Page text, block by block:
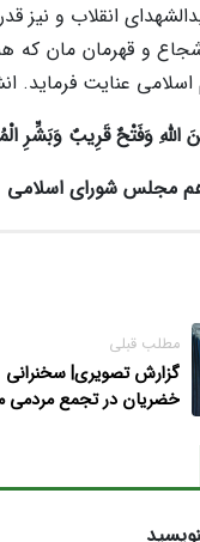
انقلاب و
عنایت فرماید.
وَفَتْحٌ قَرِیبٌ وَبَشِّرِ
مجلس شورای اسلامی
مطلب قبلی
گزارش تصویری| سخنرانی
خضریان در تجمع مردمی